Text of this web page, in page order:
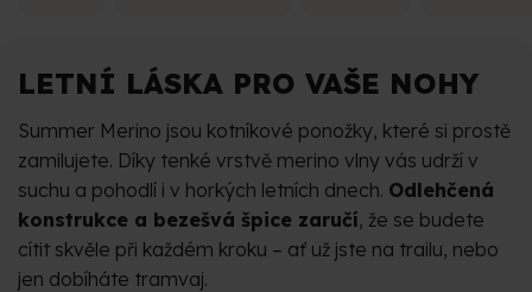
LETNÍ LÁSKA PRO VAŠE NOHY
Summer Merino jsou kotníkové ponožky, které si prostě
zamilujete. Díky tenké vrstvě merino vlny vás udrží v
suchu a pohodlí i v horkých letních dnech. Odlehčená
konstrukce a bezešvá špice zaručí, že se budete
cítit skvěle při každém kroku – ať už jste na trailu, nebo
jen dobíháte tramvaj.